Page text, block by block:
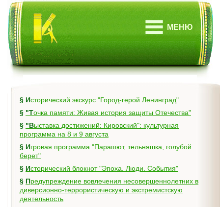
МЕНЮ
§
Исторический экскурс "Город-герой Ленинград"
§
"Точка памяти: Живая история защиты Отечества"
§ "Выставка достижений: Кировский": культурная
программа на 8 и 9 августа
§ Игровая программа "Парашют, тельняшка, голубой
берет"
§
Исторический блокнот "Эпоха. Люди. События"
§ Предупреждение вовлечения несовершеннолетних в
диверсионно-террористическую и экстремистскую
деятельность